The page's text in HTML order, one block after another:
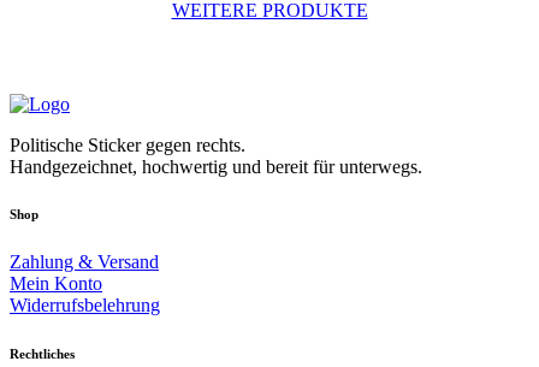
WEITERE PRODUKTE
Politische Sticker gegen rechts.
Handgezeichnet, hochwertig und bereit für unterwegs.
Shop
Zahlung & Versand
Mein Konto
Widerrufsbelehrung
Rechtliches